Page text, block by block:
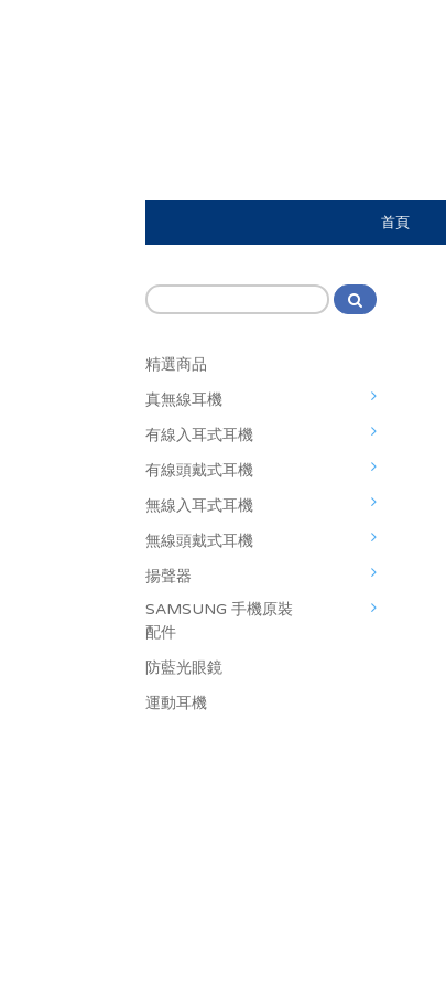
首頁
精選商品
真無線耳機
有線入耳式耳機
有線頭戴式耳機
無線入耳式耳機
無線頭戴式耳機
揚聲器
SAMSUNG 手機原裝
配件
防藍光眼鏡
運動耳機